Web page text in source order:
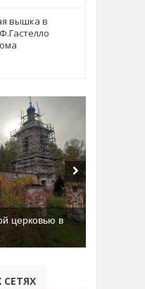
вышка в
церковью в
имени Сухэ-